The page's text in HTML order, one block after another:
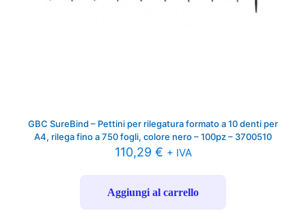
GBC SureBind – Pettini per rilegatura formato a 10 denti per
A4, rilega fino a 750 fogli, colore nero – 100pz – 3700510
110,29 € + IVA
Aggiungi al carrello